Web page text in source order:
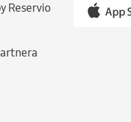
Reservio